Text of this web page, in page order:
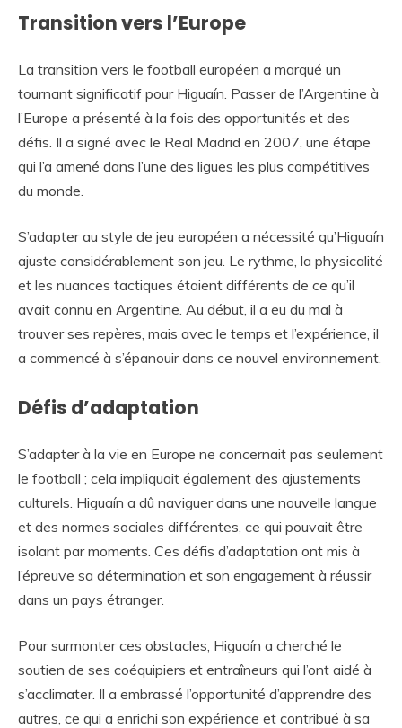
Transition vers l’Europe
La transition vers le football européen a marqué un
tournant significatif pour Higuaín. Passer de l’Argentine à
l’Europe a présenté à la fois des opportunités et des
défis. Il a signé avec le Real Madrid en 2007, une étape
qui l’a amené dans l’une des ligues les plus compétitives
du monde.
S’adapter au style de jeu européen a nécessité qu’Higuaín
ajuste considérablement son jeu. Le rythme, la physicalité
et les nuances tactiques étaient différents de ce qu’il
avait connu en Argentine. Au début, il a eu du mal à
trouver ses repères, mais avec le temps et l’expérience, il
a commencé à s’épanouir dans ce nouvel environnement.
Défis d’adaptation
S’adapter à la vie en Europe ne concernait pas seulement
le football ; cela impliquait également des ajustements
culturels. Higuaín a dû naviguer dans une nouvelle langue
et des normes sociales différentes, ce qui pouvait être
isolant par moments. Ces défis d’adaptation ont mis à
l’épreuve sa détermination et son engagement à réussir
dans un pays étranger.
Pour surmonter ces obstacles, Higuaín a cherché le
soutien de ses coéquipiers et entraîneurs qui l’ont aidé à
s’acclimater. Il a embrassé l’opportunité d’apprendre des
autres, ce qui a enrichi son expérience et contribué à sa